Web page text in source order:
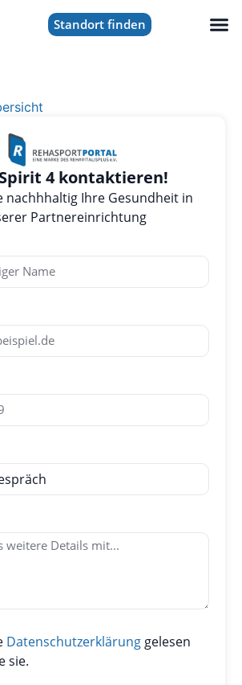
Standort finden
4 kontaktieren!
nachhhaltig Ihre Gesundheit in
Partnereinrichtung
Datenschutzerklärung gelesen
sie.